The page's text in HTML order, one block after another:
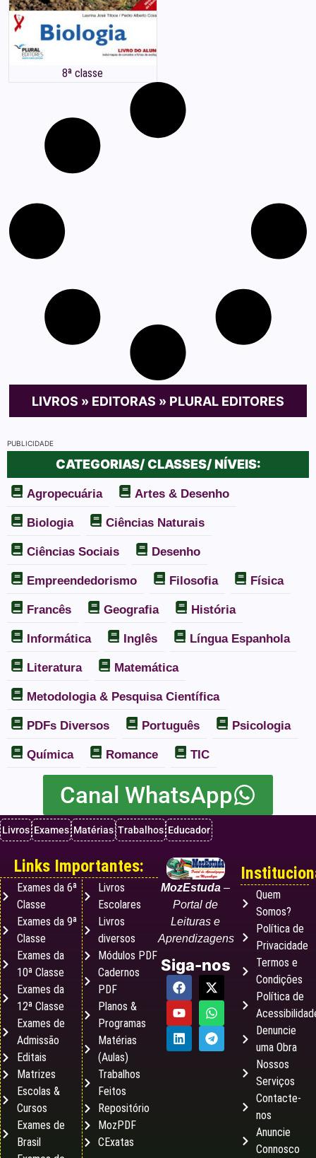
8ª classe
LIVROS » EDITORAS » PLURAL EDITORES
PUBLICIDADE
CATEGORIAS/ CLASSES/ NÍVEIS:
Agropecuária Artes & Desenho
Biologia Ciências Naturais
Ciências Sociais Desenho
Empreendedorismo Filosofia Física
Francês Geografia História
Informática Inglês Língua Espanhola
Literatura Matemática
Metodologia & Pesquisa Científica
PDFs Diversos Português Psicologia
Química Romance TIC
Canal WhatsApp
Livros Exames Matérias Trabalhos Educador
MozEstuda –
Portal de
Leituras e
Aprendizagens
Siga-nos
Quem
Somos?
Política de
Privacidade
Termos e
Condições
Política de
Denuncie
uma Obra
Nossos
Serviços
Contacte-
nos
Anuncie
Connosco
Links Importantes:
Exames da 6ª
Classe
Exames da 9ª
Classe
Exames da
10ª Classe
Exames da
12ª Classe
Exames de
Admissão
Editais
Matrizes
Escolas &
Cursos
Exames de
Brasil
Livros
Escolares
Livros
diversos
Módulos PDF
Cadernos
PDF
Planos &
Programas
Matérias
(Aulas)
Trabalhos
Feitos
Repositório
MozPDF
CExatas